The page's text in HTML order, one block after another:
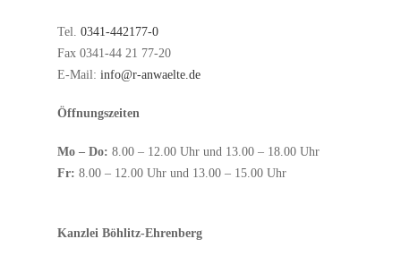
Tel. 0341-442177-0
Fax 0341-44 21 77-20
E-Mail: info@r-anwaelte.de
Öffnungszeiten
Mo – Do: 8.00 – 12.00 Uhr und 13.00 – 18.00 Uhr
Fr: 8.00 – 12.00 Uhr und 13.00 – 15.00 Uhr
Kanzlei Böhlitz-Ehrenberg